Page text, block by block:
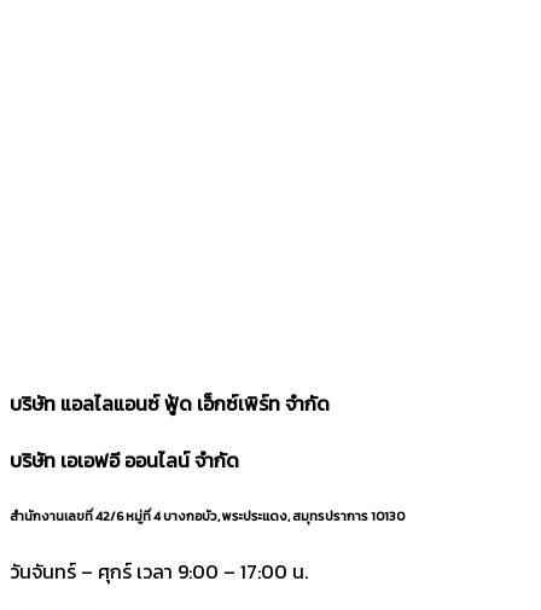
บริษัท แอลไลแอนซ์ ฟู้ด เอ็กซ์เพิร์ท จำกัด
บริษัท เอเอฟอี ออนไลน์ จำกัด
สำนักงานเลขที่ 42/6 หมู่ที่ 4 บางกอบัว, พระประแดง, สมุทรปราการ 10130
วันจันทร์ – ศุกร์ เวลา 9:00 – 17:00 น.